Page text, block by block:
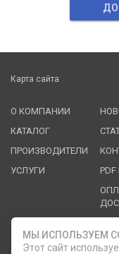
Карта сайта
О КОМПАНИИ
КАТАЛОГ
ПРОИЗВОДИТЕЛИ
УСЛУГИ
Служба клиентской
МЫ ИСПОЛЬЗУЕМ
Этот сайт